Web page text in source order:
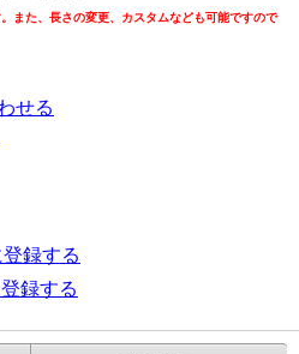
また、長さの変更、カスタムなども可能ですので
せる
録する
録する